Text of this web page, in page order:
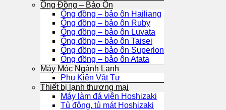
Ống Đồng – Bảo Ôn
Ống đồng – bảo ôn Hailiang
Ống đồng – bảo ôn Ruby
Ống đồng – bảo ôn Luvata
Ống đồng – bảo ôn Taisei
Ống đồng – bảo ôn Superlon
Ống đồng – bảo ôn Atata
Máy Móc Ngành Lạnh
Phụ Kiện Vật Tư
Thiết bị lạnh thương mại
Máy làm đá viên Hoshizaki
Tủ đông, tủ mát Hoshizaki